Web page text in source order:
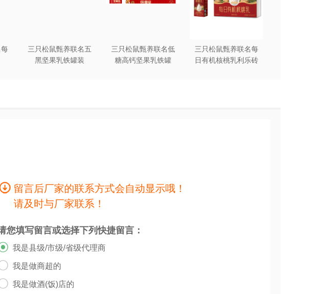
三只松鼠甄养联名五
黑坚果乳铁罐装
三只松鼠甄养联名低
糖高钙坚果乳铁罐
三只松鼠甄养联名每
日有机核桃乳利乐砖
留言后厂家的联系方式会自动显示哦！
请及时与厂家联系！
您填写留言或选择下列快捷留言：
我是县级/市级/省级代理商
我是做商超的
我是做酒(饭)店的